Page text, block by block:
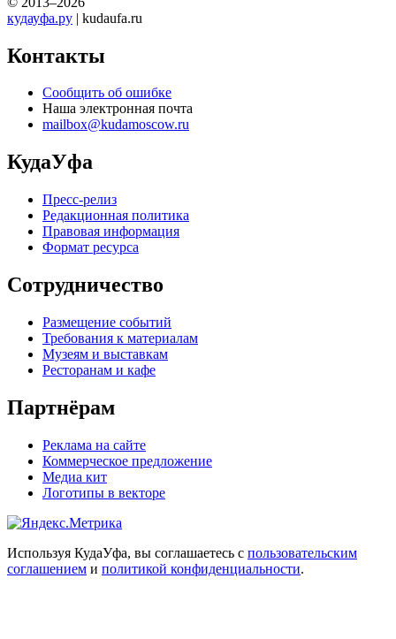
кудауфа.ру | kudaufa.ru
Контакты
Сообщить об ошибке
Наша электронная почта
mailbox@kudamoscow.ru
КудаУфа
Пресс-релиз
Редакционная политика
Правовая информация
Формат ресурса
Сотрудничество
Размещение событий
Требования к материалам
Музеям и выставкам
Ресторанам и кафе
Партнёрам
Реклама на сайте
Коммерческое предложение
Медиа кит
Логотипы в векторе
Используя КудаУфа, вы соглашаетесь с пользовательским
соглашением и политикой конфиденциальности.